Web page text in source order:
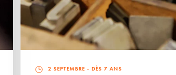
2 SEPTEMBRE - DÈS 7 ANS